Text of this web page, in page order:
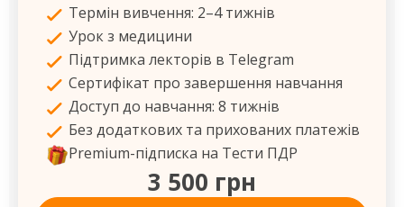
Термін вивчення: 2–4 тижнів
Урок з медицини
Підтримка лекторів в Telegram
Сертифікат про завершення навчання
Доступ до навчання: 8 тижнів
Без додаткових та прихованих платежів
Premium-підписка на Тести ПДР
3 500 грн